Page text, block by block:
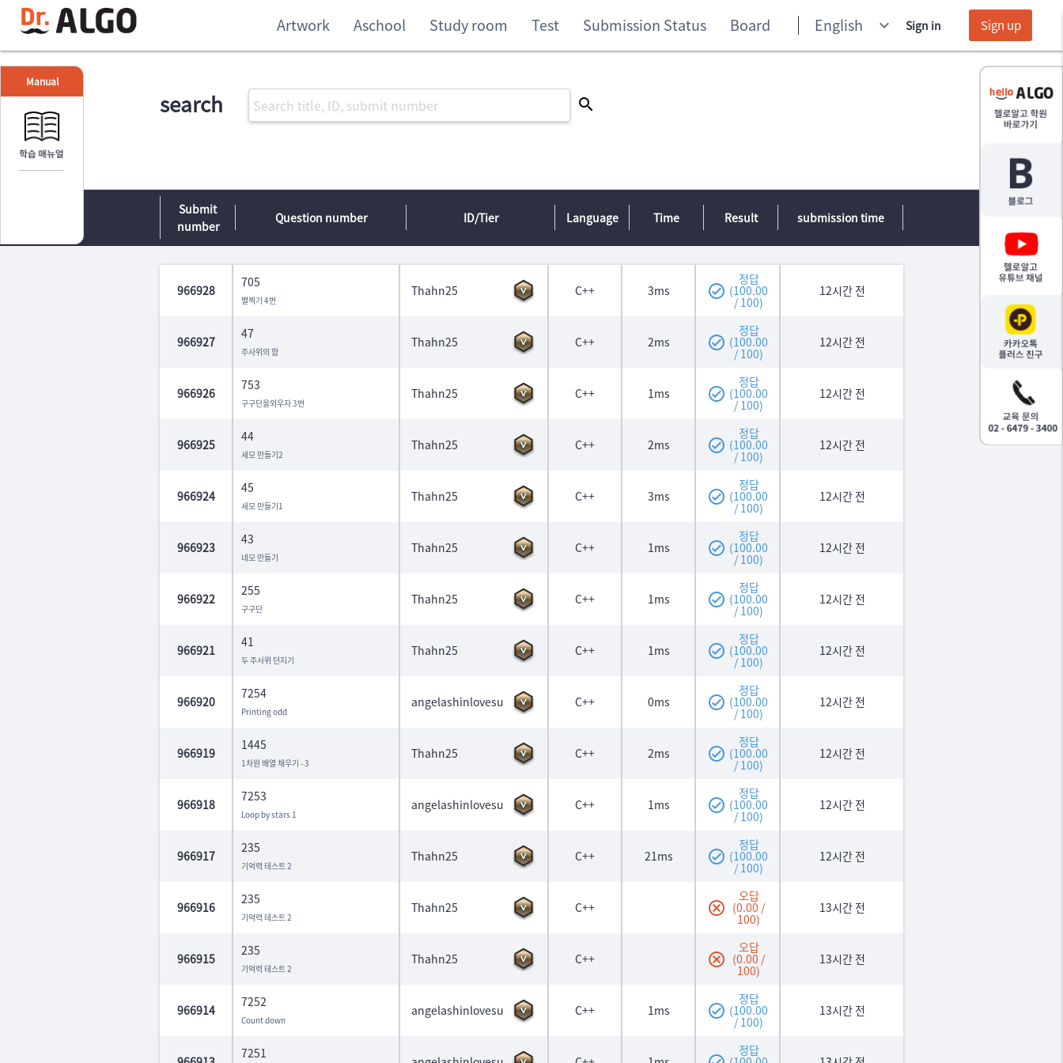
Artwork Aschool Study room Test Submission Status Board English keyboard_arrow_down Sign in Sign up
search
Submit
number
Question number ID/Tier Language Time Result submission time
966928
705
별찍기 4번
Thahn25 C++ 3ms
정답
(100.00
/ 100)
12시간 전
966927
47
주사위의 합
Thahn25 C++ 2ms
정답
(100.00
/ 100)
12시간 전
966926
753
구구단을외우자 3번
Thahn25 C++ 1ms
정답
(100.00
/ 100)
12시간 전
966925
44
세모 만들기2
Thahn25 C++ 2ms
정답
(100.00
/ 100)
12시간 전
966924
45
세모 만들기1
Thahn25 C++ 3ms
정답
(100.00
/ 100)
12시간 전
966923
43
네모 만들기
Thahn25 C++ 1ms
정답
(100.00
/ 100)
12시간 전
966922
255
구구단
Thahn25 C++ 1ms
정답
(100.00
/ 100)
12시간 전
966921
41
두 주사위 던지기
Thahn25 C++ 1ms
정답
(100.00
/ 100)
12시간 전
966920
7254
Printing odd
angelashinlovesu C++ 0ms
정답
(100.00
/ 100)
12시간 전
966919
1445
1차원 배열 채우기 - 3
Thahn25 C++ 2ms
정답
(100.00
/ 100)
12시간 전
966918
7253
Loop by stars 1
angelashinlovesu C++ 1ms
정답
(100.00
/ 100)
12시간 전
966917
235
기억력 테스트 2
Thahn25 C++ 21ms
정답
(100.00
/ 100)
12시간 전
966916
235
기억력 테스트 2
Thahn25 C++
오답
(0.00 /
100)
13시간 전
966915
235
기억력 테스트 2
Thahn25 C++
오답
(0.00 /
100)
13시간 전
966914
7252
Count down
angelashinlovesu C++ 1ms
정답
(100.00
/ 100)
13시간 전
7251 정답
Manual